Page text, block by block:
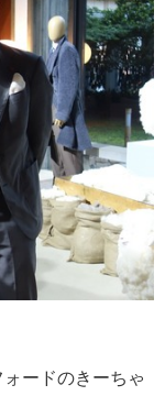
ードのきーちゃ